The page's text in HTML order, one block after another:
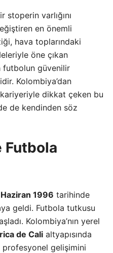
stoperin varlığını
en önemli
hava toplarındaki
öne çıkan
futbolun güvenilir
Kolombiya’dan
dikkat çeken bu
de kendinden söz
Futbola
1996 tarihinde
geldi. Futbola tutkusu
Kolombiya’nın yerel
de Cali altyapısında
profesyonel gelişimini